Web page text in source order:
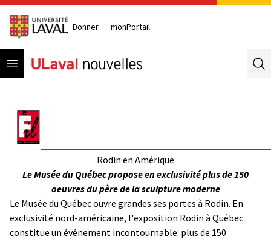
Donner monPortail
Open menu
Rodin en Amérique
Le Musée du Québec propose en exclusivité plus de 150
oeuvres du père de la sculpture moderne
Le Musée du Québec ouvre grandes ses portes à Rodin. En
exclusivité nord-américaine, l'exposition Rodin à Québec
constitue un événement incontournable: plus de 150